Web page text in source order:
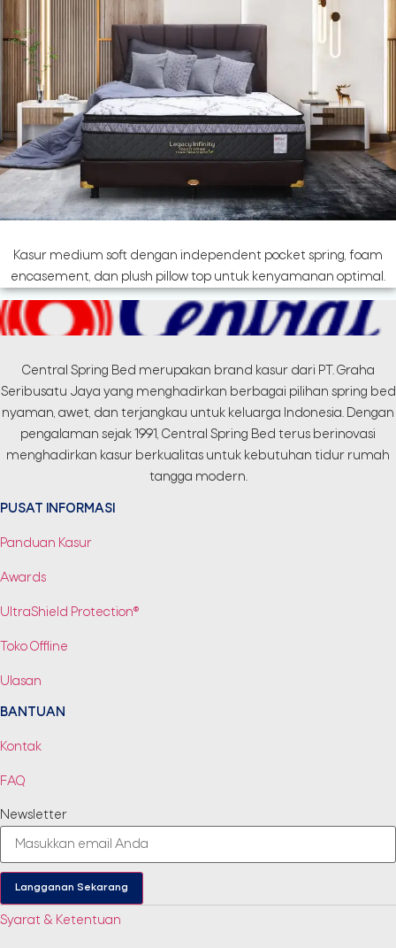
Kasur medium soft dengan independent pocket spring, foam
encasement, dan plush pillow top untuk kenyamanan optimal.
Central Spring Bed merupakan brand kasur dari PT. Graha
Seribusatu Jaya yang menghadirkan berbagai pilihan spring bed
nyaman, awet, dan terjangkau untuk keluarga Indonesia. Dengan
pengalaman sejak 1991, Central Spring Bed terus berinovasi
menghadirkan kasur berkualitas untuk kebutuhan tidur rumah
tangga modern.
PUSAT INFORMASI
Panduan Kasur
Awards
UltraShield Protection®
Toko Offline
Ulasan
BANTUAN
Kontak
FAQ
Newsletter
Langganan Sekarang
Syarat & Ketentuan